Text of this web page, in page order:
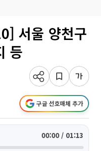
서울 양천구
등
구글 선호매체 추가
00:00 / 01:13